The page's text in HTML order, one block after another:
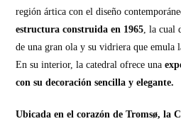
región ártica con el diseño
estructura construida en 1965, la cual
de una gran ola y su vidriera que emula
En su interior, la catedral ofrece una
con su decoración sencilla y elegante.
Ubicada en el corazón de Tromsø, la